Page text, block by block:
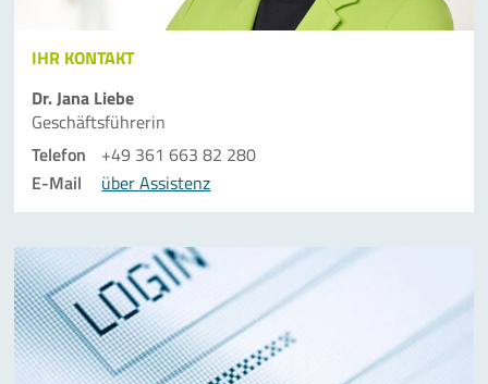
IHR KONTAKT
Dr. Jana Liebe
Geschäftsführerin
Telefon
+49 361 663 82 280
E-Mail
über Assistenz